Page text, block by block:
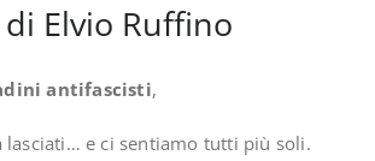
Elvio Ruffino
antifascisti,
lasciati… e ci sentiamo tutti più soli.